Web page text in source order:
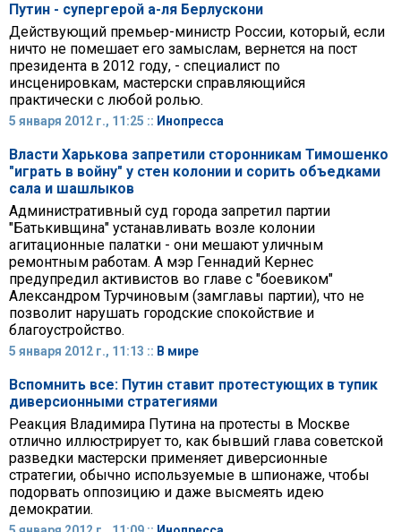
Путин - супергерой а-ля Берлускони
Действующий премьер-министр России, который, если
ничто не помешает его замыслам, вернется на пост
президента в 2012 году, - специалист по
инсценировкам, мастерски справляющийся
практически с любой ролью.
5 января 2012 г., 11:25 :: Инопресса
Власти Харькова запретили сторонникам Тимошенко
"играть в войну" у стен колонии и сорить объедками
сала и шашлыков
Административный суд города запретил партии
"Батькивщина" устанавливать возле колонии
агитационные палатки - они мешают уличным
ремонтным работам. А мэр Геннадий Кернес
предупредил активистов во главе с "боевиком"
Александром Турчиновым (замглавы партии), что не
позволит нарушать городские спокойствие и
благоустройство.
5 января 2012 г., 11:13 :: В мире
Вспомнить все: Путин ставит протестующих в тупик
диверсионными стратегиями
Реакция Владимира Путина на протесты в Москве
отлично иллюстрирует то, как бывший глава советской
разведки мастерски применяет диверсионные
стратегии, обычно используемые в шпионаже, чтобы
подорвать оппозицию и даже высмеять идею
демократии.